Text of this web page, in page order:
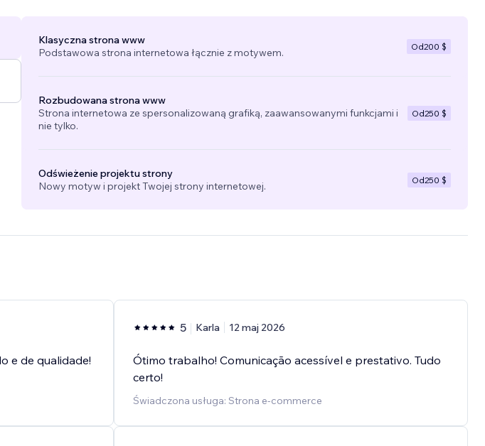
Klasyczna strona www
Podstawowa strona internetowa łącznie z motywem.
Od200 $
Rozbudowana strona www
Strona internetowa ze spersonalizowaną grafiką, zaawansowanymi funkcjami i
nie tylko.
Od250 $
Odświeżenie projektu strony
Nowy motyw i projekt Twojej strony internetowej.
Od250 $
e de qualidade!
5 Karla 12 maj 2026
Ótimo trabalho! Comunicação acessível e prestativo. Tudo
certo!
Świadczona usługa: Strona e-commerce